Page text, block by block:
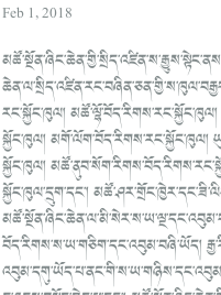
Feb 1, 2018
རང་སྐྱོང་ཁུལ།
སྐྱོང་ཁུལ། མགོ་ལོག་བོད་རིགས་རང་སྐྱོང་ཁུལ།
སྐྱོང་ཁུལ།
སྐྱོང་ཁུལ་དྲུག་དང་།
བོད་རིགས་ས་ཡ་གཅིག་དང་འབུམ་བཞི་ཡོད།